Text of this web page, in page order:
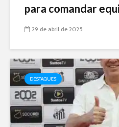
para comandar
29 de abril de 2025
DESTAQUES